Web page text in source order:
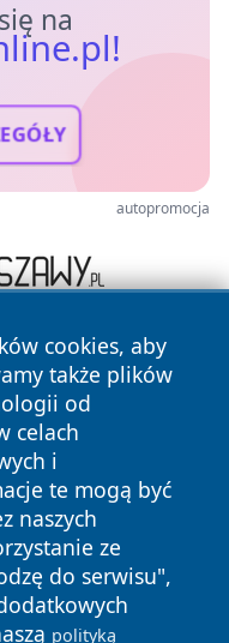
na
autopromocja
cookies, aby
także plików
od
celach
i
te mogą być
naszych
ze
do serwisu",
polityką
Wszystkie prawa
Polityka
Cookies